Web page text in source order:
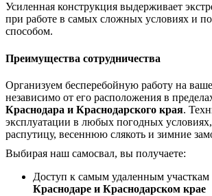
Усиленная конструкция выдерживает
при работе в самых сложных условиях и
способом.
Преимущества сотрудничества
Организуем бесперебойную работу на
независимо от его расположения в
Краснодара и Краснодарского края.
эксплуатации в любых погодных
распутицу, весеннюю слякоть и зимние
Выбирая наш самосвал, вы получаете:
Доступ к самым удаленным участкам
Краснодаре и Краснодарском крае